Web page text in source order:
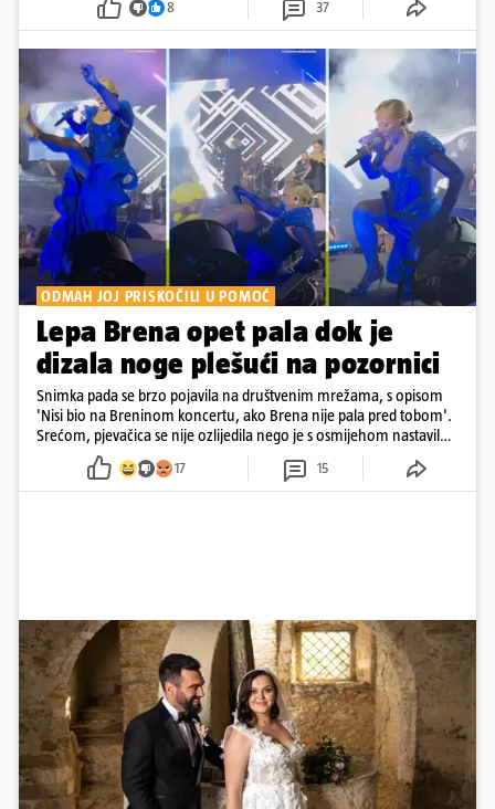
8 37
ODMAH JOJ PRISKOČILI U POMOĆ
Lepa Brena opet pala dok je
dizala noge plešući na pozornici
Snimka pada se brzo pojavila na društvenim mrežama, s opisom
'Nisi bio na Breninom koncertu, ako Brena nije pala pred tobom'.
Srećom, pjevačica se nije ozlijedila nego je s osmijehom nastavila
17 15